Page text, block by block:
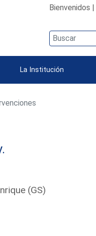
Bienvenidos |
La Institución
(GS)